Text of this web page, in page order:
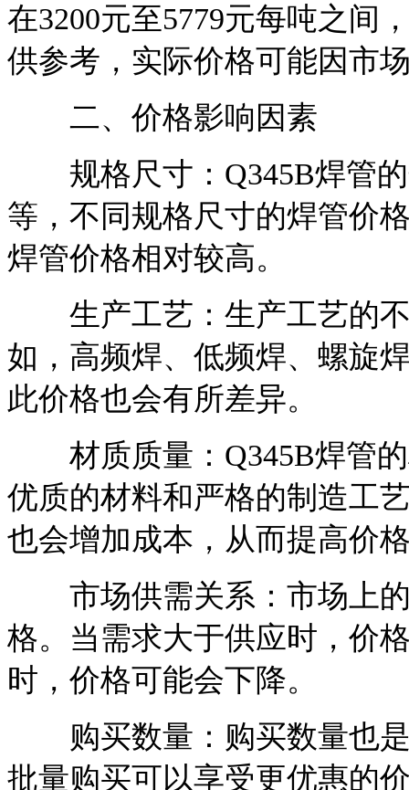
在3200元至5779元每吨之间
供参考，实际价格可能因市
二、价格影响因素
规格尺寸：Q345B焊管的
等，不同规格尺寸的焊管价
焊管价格相对较高。
生产工艺：生产工艺的不
如，高频焊、低频焊、螺旋
此价格也会有所差异。
材质质量：Q345B焊管的
优质的材料和严格的制造工
也会增加成本，从而提高价
市场供需关系：市场上的
格。当需求大于供应时，价
时，价格可能会下降。
购买数量：购买数量也是
批量购买可以享受更优惠的